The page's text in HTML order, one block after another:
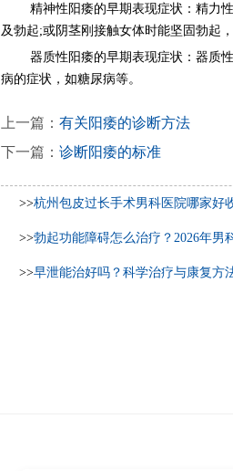
精神性阳痿的早期表现症状：精力
及勃起;或阴茎刚接触女体时能坚固勃起
器质性阳痿的早期表现症状：器质
病的症状，如糖尿病等。
上一篇： 有关阳痿的诊断方法
下一篇： 诊断阳痿的标准
>>杭州包皮过长手术男科医院哪家好
>>勃起功能障碍怎么治疗？2026年男
>>早泄能治好吗？科学治疗与康复方